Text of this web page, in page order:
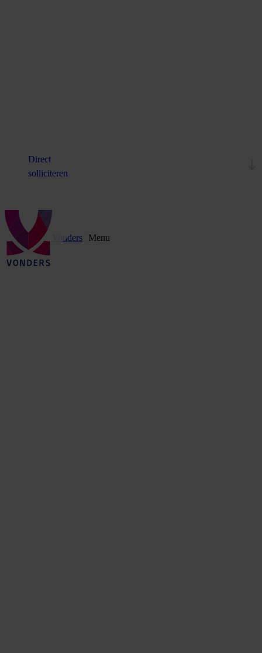
Vonders Menu
Direct
solliciteren